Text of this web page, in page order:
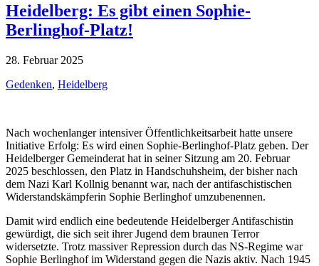
Heidelberg: Es gibt einen Sophie-
Berlinghof-Platz!
28. Februar 2025
Gedenken, Heidelberg
Nach wochenlanger intensiver Öffentlichkeitsarbeit hatte unsere
Initiative Erfolg: Es wird einen Sophie-Berlinghof-Platz geben. Der
Heidelberger Gemeinderat hat in seiner Sitzung am 20. Februar
2025 beschlossen, den Platz in Handschuhsheim, der bisher nach
dem Nazi Karl Kollnig benannt war, nach der antifaschistischen
Widerstandskämpferin Sophie Berlinghof umzubenennen.
Damit wird endlich eine bedeutende Heidelberger Antifaschistin
gewürdigt, die sich seit ihrer Jugend dem braunen Terror
widersetzte. Trotz massiver Repression durch das NS-Regime war
Sophie Berlinghof im Widerstand gegen die Nazis aktiv. Nach 1945